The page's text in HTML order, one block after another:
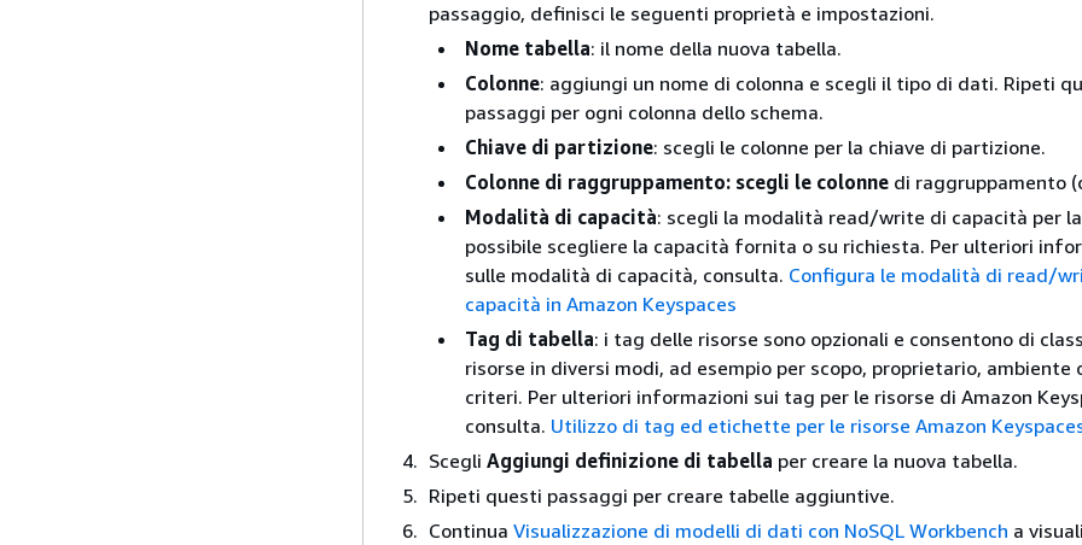
passaggio, definisci le seguenti proprietà e impostazioni.
Nome tabella: il nome della nuova tabella.
Colonne: aggiungi un nome di colonna e scegli il tipo di dati. Ripeti
passaggi per ogni colonna dello schema.
Chiave di partizione: scegli le colonne per la chiave di partizione.
Colonne di raggruppamento: scegli le colonne di raggruppamento
Modalità di capacità: scegli la modalità read/write di capacità per
possibile scegliere la capacità fornita o su richiesta. Per ulteriori
sulle modalità di capacità, consulta. Configura le modalità di read/
capacità in Amazon Keyspaces
Tag di tabella: i tag delle risorse sono opzionali e consentono di
risorse in diversi modi, ad esempio per scopo, proprietario, ambiente
criteri. Per ulteriori informazioni sui tag per le risorse di Amazon
consulta. Utilizzo di tag ed etichette per le risorse Amazon
Scegli Aggiungi definizione di tabella per creare la nuova tabella.
Ripeti questi passaggi per creare tabelle aggiuntive.
Continua Visualizzazione di modelli di dati con NoSQL Workbench a